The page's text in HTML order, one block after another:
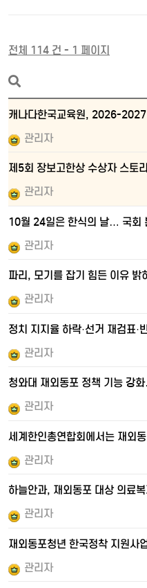
전체 114 건 - 1 페이지
캐나다한국교육원, 2026-
관리자
제5회 장보고한상 수상자 스토
관리자
10월 24일은 한식의 날… 국회
관리자
파리, 모기를 잡기 힘든 이유 밝
관리자
정치 지지율 하락·선거 재검표
관리자
청와대 재외동포 정책 기능 강
관리자
세계한인총연합회에서는 재외
관리자
하늘안과, 재외동포 대상 의료
관리자
재외동포청년 한국정착 지원
관리자